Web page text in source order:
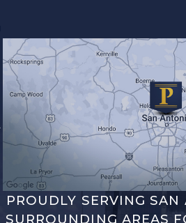
PROUDLY SERVING
SURROUNDING AREAS